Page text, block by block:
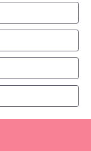
もなく、慌
保証にして
１１年と説
も８年に含
分からな